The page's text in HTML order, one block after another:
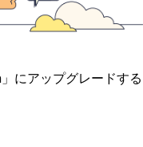
にアップグレードする